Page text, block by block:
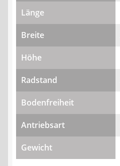
Länge
Breite
Höhe
Radstand
Bodenfreiheit
Antriebsart
Gewicht